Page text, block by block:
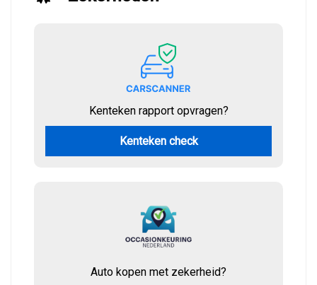
Kenteken rapport opvragen?
Kenteken check
Auto kopen met zekerheid?